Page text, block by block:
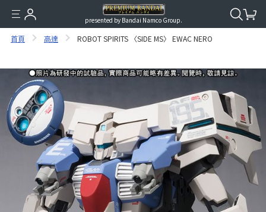
presented by Bandai Namco Group.
首頁 高達 ROBOT SPIRITS 〈SIDE MS〉 EWAC NERO